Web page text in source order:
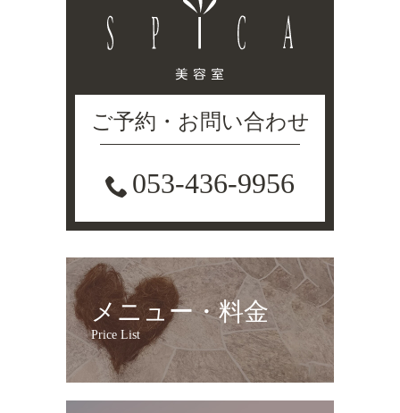
ご予約・お問い合わせ
053-436-9956
メニュー・料金
Price List